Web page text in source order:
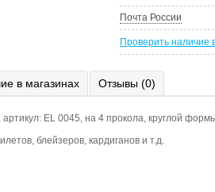
Почта России
Проверить наличие
в магазинах Отзывы (0)
артикул: EL 0045, на 4 прокола, круглой
блейзеров, кардиганов и т.д.